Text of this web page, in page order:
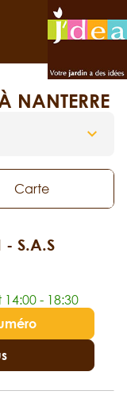
NANTERRE
Carte
- S.A.S
- 18:30